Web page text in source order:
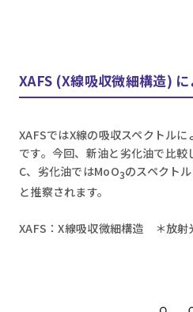
XAFS (X線吸収微細構造)
XAFSではX線の吸収スペクトル
です。今回、新油と劣化油で比
C、劣化油ではMoO3のスペクト
と推察されます。
XAFS：X線吸収微細構造 ＊放